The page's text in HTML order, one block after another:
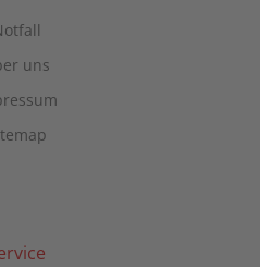
Platform
uns